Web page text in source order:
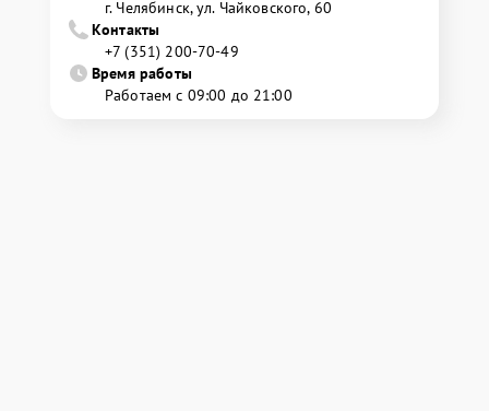
г. Челябинск, ул. Чайковского, 60
Контакты
+7 (351) 200-70-49
Время работы
Работаем с 09:00 до 21:00